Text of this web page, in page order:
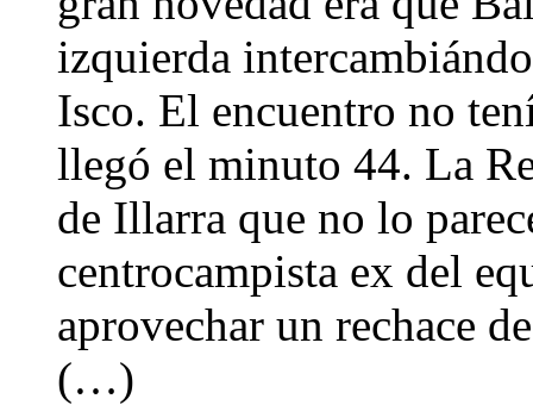
izquierda
Isco. El encuentro no
llegó el minuto 44. La
de Illarra que no lo
centrocampista ex del
aprovechar un rechace
(…)